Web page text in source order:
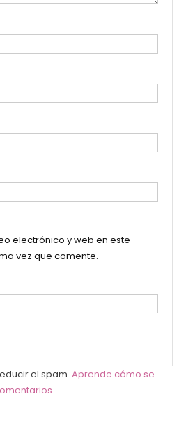
electrónico y web en este
vez que comente.
el spam. Aprende cómo se
.